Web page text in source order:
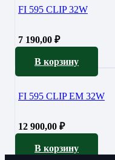
FI 595 CLIP 32W
7 190,00 ₽
В корзину
FI 595 CLIP EM 32W
12 900,00 ₽
В корзину